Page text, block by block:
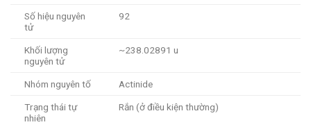
Số hiệu nguyên
tử
92
Khối lượng
nguyên tử
~238.02891 u
Nhóm nguyên tố Actinide
Trạng thái tự
nhiên
Rắn (ở điều kiện thường)